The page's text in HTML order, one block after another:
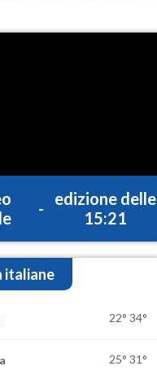
-
edizione delle
15:21
italiane
22° 34°
25° 31°